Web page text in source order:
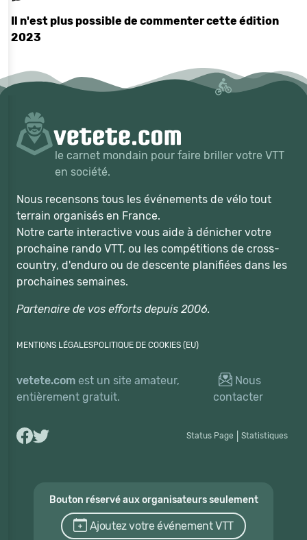
Il n'est plus possible de commenter cette édition
2023
le carnet mondain pour faire briller votre VTT
en société.
Nous recensons tous les événements de vélo tout
terrain organisés en France.
Notre carte interactive vous aide à dénicher votre
prochaine rando VTT, ou les compétitions de cross-
country, d'enduro ou de descente planifiées dans les
prochaines semaines.
Partenaire de vos efforts depuis 2006.
MENTIONS LÉGALESPOLITIQUE DE COOKIES (EU)
vetete.com est un site amateur,
entièrement gratuit.
Nous
contacter
Status Page Statistiques
Bouton réservé aux organisateurs seulement
Ajoutez votre événement VTT